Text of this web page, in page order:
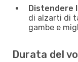
Distendere
di alzarti di
gambe e
Durata del